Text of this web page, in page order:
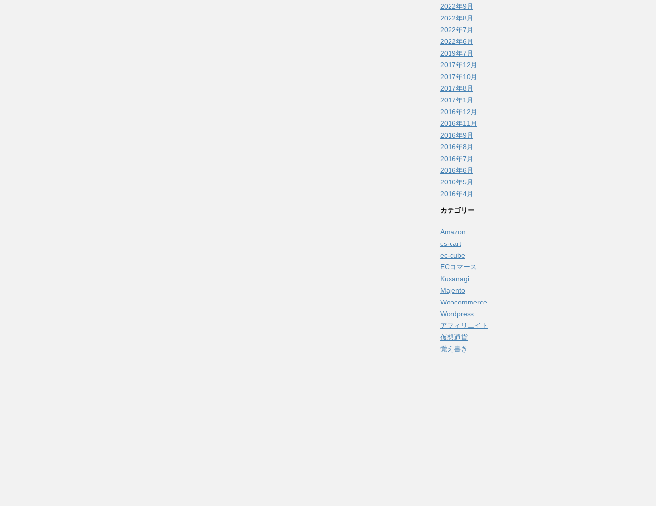
2022年9月
2022年8月
2022年7月
2022年6月
2019年7月
2017年12月
2017年10月
2017年8月
2017年1月
2016年12月
2016年11月
2016年9月
2016年8月
2016年7月
2016年6月
2016年5月
2016年4月
カテゴリー
Amazon
cs-cart
ec-cube
ECコマース
Kusanagi
Majento
Woocommerce
Wordpress
アフィリエイト
仮想通貨
覚え書き